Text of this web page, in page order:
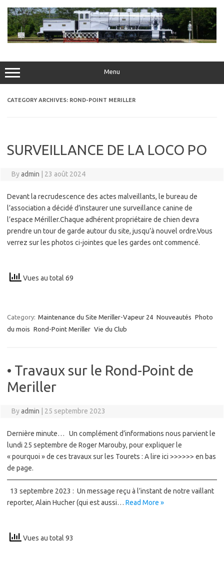
content
Menu
CATEGORY ARCHIVES: ROND-POINT MERILLER
SURVEILLANCE DE LA LOCO PO
Byadmin 23 août 2024
Devant la recrudescence des actes malveillants, le bureau de
l’association a décidé d’instaurer une surveillance canine de
l’espace Mériller.Chaque adhérent propriétaire de chien devra
prendre un tour de garde autour du site, jusqu’à nouvel ordre.Vous
verrez sur les photos ci-jointes que les gardes ont commencé.
Vues au total 69
Category: Maintenance du Site Meriller-Vapeur 24 Nouveautés Photo
du mois Rond-Point Meriller Vie du Club
• Travaux sur le Rond-Point de
Meriller
Byadmin 25 septembre 2023
Dernière minute… Un complément d’informations nous parvient le
lundi 25 septembre de Roger Marouby, pour expliquer le
« pourquoi » de ces travaux sur les Tourets : A lire ici >>>>>> en bas
de page.
——————————————————————————————
13 septembre 2023 : Un message reçu à l’instant de notre vaillant
reporter, Alain Hucher (qui est aussi… Read More »
Vues au total 93